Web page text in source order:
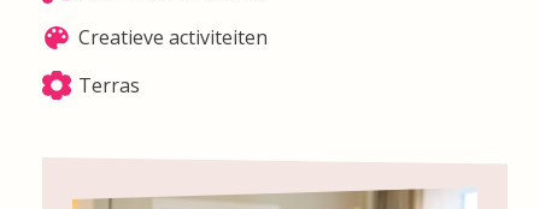
Creatieve activiteiten
Terras